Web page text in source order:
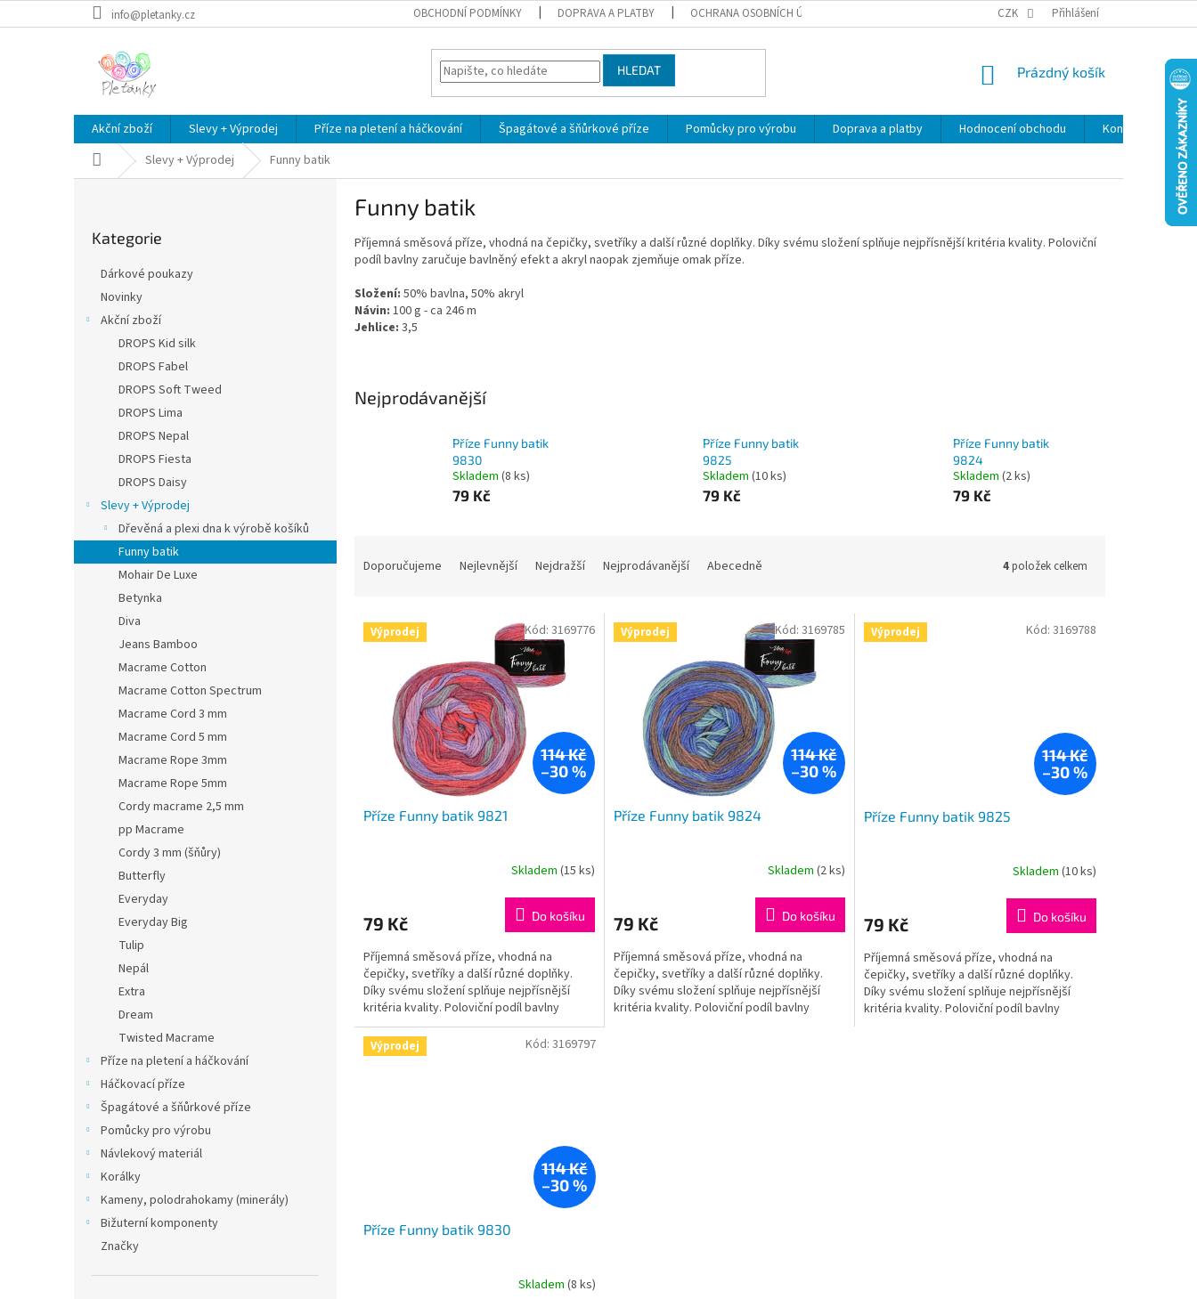
na
info@pletanky.cz OBCHODNÍ PODMÍNKY DOPRAVA A PLATBY OCHRANA OSOBNÍCH ÚDAJŮ CZK Přihlášení
HLEDAT
NÁKUPNÍ
Prázdný košík
Akční zboží Slevy + Výprodej Příze na pletení a háčkování Špagátové a šňůrkové příze Pomůcky pro výrobu Doprava a platby Hodnocení obchodu Kontakty
Domů Slevy + Výprodej Funny batik
kategorie
Kategorie
Dárkové poukazy
Novinky
Akční zboží
DROPS Kid silk
DROPS Fabel
DROPS Soft Tweed
DROPS Lima
DROPS Nepal
DROPS Fiesta
DROPS Daisy
Slevy + Výprodej
Dřevěná a plexi dna k výrobě košíků
Funny batik
Mohair De Luxe
Betynka
Diva
Jeans Bamboo
Macrame Cotton
Macrame Cotton Spectrum
Macrame Cord 3 mm
Macrame Cord 5 mm
Macrame Rope 3mm
Macrame Rope 5mm
Cordy macrame 2,5 mm
pp Macrame
Cordy 3 mm (šňůry)
Butterfly
Everyday
Everyday Big
Tulip
Nepál
Extra
Dream
Twisted Macrame
Příze na pletení a háčkování
Háčkovací příze
Špagátové a šňůrkové příze
Pomůcky pro výrobu
Návlekový materiál
Korálky
Kameny, polodrahokamy (minerály)
Bižuterní komponenty
Značky
Funny batik
Příjemná směsová příze, vhodná na čepičky, svetříky a další různé doplňky. Díky svému složení splňuje nejpřísnější kritéria kvality. Poloviční
podíl bavlny zaručuje bavlněný efekt a akryl naopak zjemňuje omak příze.
Složení: 50% bavlna, 50% akryl
Návin: 100 g - ca 246 m
Jehlice: 3,5
Nejprodávanější
Příze Funny batik
9830
Skladem (8 ks)
79 Kč
Příze Funny batik
9825
Skladem (10 ks)
79 Kč
Příze Funny batik
9824
Skladem (2 ks)
79 Kč
n
Doporučujeme Nejlevnější Nejdražší Nejprodávanější Abecedně 4položek celkem
V Výprodej
114 Kč
–30 %
Příze Funny batik 9821
Skladem (15 ks)
79 Kč Do košíku
Příjemná směsová příze, vhodná na
čepičky, svetříky a další různé doplňky.
Díky svému složení splňuje nejpřísnější
kritéria kvality. Poloviční podíl bavlny
zaručuje bavlněný...
Kód: 3169776 Výprodej
114 Kč
–30 %
Příze Funny batik 9824
Skladem (2 ks)
79 Kč Do košíku
Příjemná směsová příze, vhodná na
čepičky, svetříky a další různé doplňky.
Díky svému složení splňuje nejpřísnější
kritéria kvality. Poloviční podíl bavlny
Kód: 3169785 Výprodej
114 Kč
–30 %
Příze Funny batik 9825
Skladem (10 ks)
79 Kč Do košíku
Příjemná směsová příze, vhodná na
čepičky, svetříky a další různé doplňky.
Díky svému složení splňuje nejpřísnější
kritéria kvality. Poloviční podíl bavlny
Kód: 3169788
Výprodej
114 Kč
–30 %
Příze Funny batik 9830
Skladem (8 ks)
Kód: 3169797